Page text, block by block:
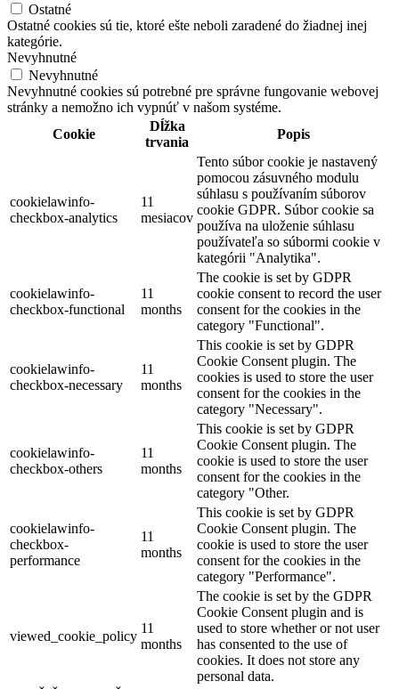
Ostatné
Ostatné cookies sú tie, ktoré ešte neboli zaradené do žiadnej inej
kategórie.
Nevyhnutné
Nevyhnutné
Nevyhnutné cookies sú potrebné pre správne fungovanie webovej
stránky a nemožno ich vypnúť v našom systéme.
Cookie
Dĺžka
trvania
Popis
cookielawinfo-
checkbox-analytics
11
mesiacov
Tento súbor cookie je nastavený
pomocou zásuvného modulu
súhlasu s používaním súborov
cookie GDPR. Súbor cookie sa
používa na uloženie súhlasu
používateľa so súbormi cookie v
kategórii "Analytika".
cookielawinfo-
checkbox-functional
11
months
The cookie is set by GDPR
cookie consent to record the user
consent for the cookies in the
category "Functional".
cookielawinfo-
checkbox-necessary
11
months
This cookie is set by GDPR
Cookie Consent plugin. The
cookies is used to store the user
consent for the cookies in the
category "Necessary".
cookielawinfo-
checkbox-others
11
months
This cookie is set by GDPR
Cookie Consent plugin. The
cookie is used to store the user
consent for the cookies in the
category "Other.
cookielawinfo-
checkbox-
performance
11
months
This cookie is set by GDPR
Cookie Consent plugin. The
cookie is used to store the user
consent for the cookies in the
category "Performance".
viewed_cookie_policy
11
months
The cookie is set by the GDPR
Cookie Consent plugin and is
used to store whether or not user
has consented to the use of
cookies. It does not store any
personal data.